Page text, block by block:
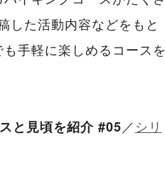
した活動内容などをもと
手軽に楽しめるコースを
と見頃を紹介 #05／ シリ